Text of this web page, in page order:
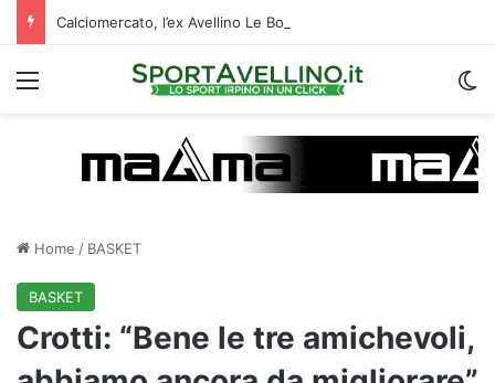
Menu
Home / BASKET
BASKET
Crotti: “Bene le tre amichevoli,